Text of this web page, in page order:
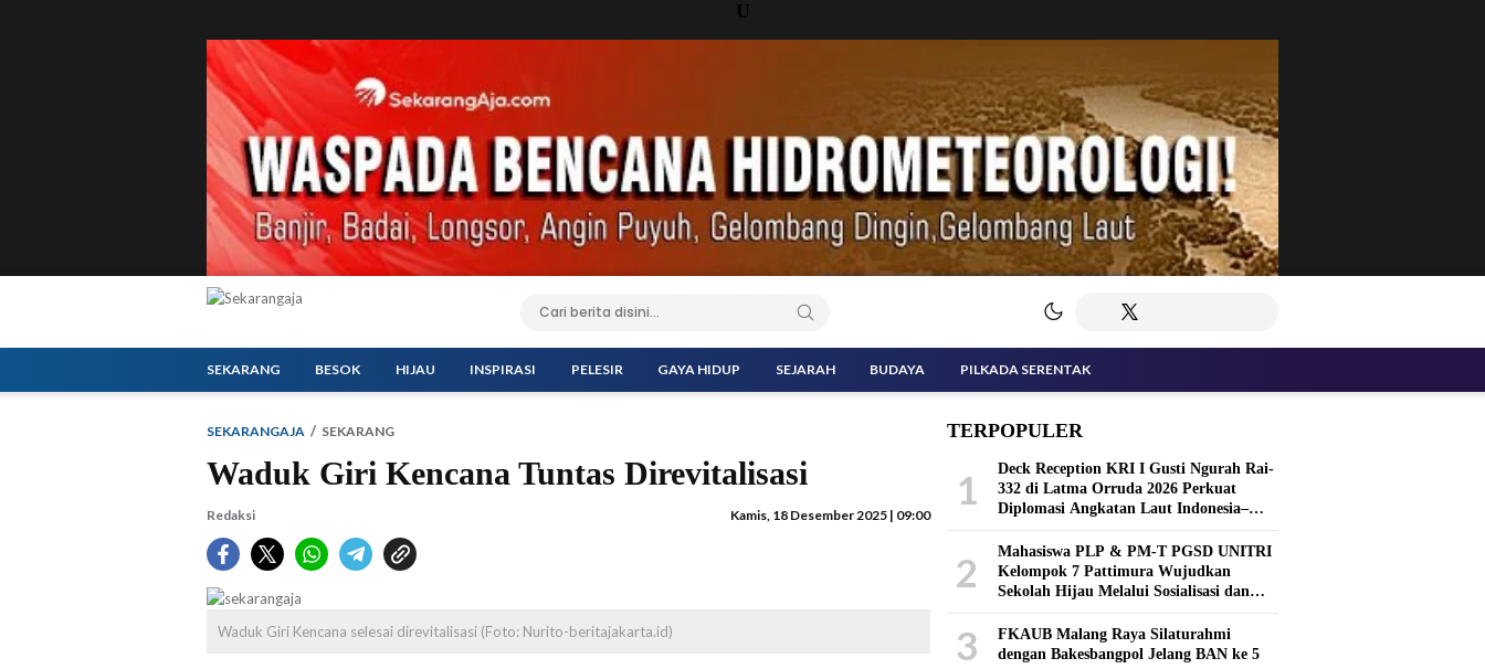
U
SEKARANG BESOK HIJAU INSPIRASI PELESIR GAYA HIDUP SEJARAH BUDAYA PILKADA SERENTAK
SEKARANGAJA SEKARANG
Waduk Giri Kencana Tuntas Direvitalisasi
Redaksi Kamis, 18 Desember 2025 | 09:00
Waduk Giri Kencana selesai direvitalisasi (Foto: Nurito-beritajakarta.id)
TERPOPULER
1
Deck Reception KRI I Gusti Ngurah Rai-
332 di Latma Orruda 2026 Perkuat
Diplomasi Angkatan Laut Indonesia–
Rusia
2
Mahasiswa PLP & PM-T PGSD UNITRI
Kelompok 7 Pattimura Wujudkan
Sekolah Hijau Melalui Sosialisasi dan
Pembuatan Kebun Hidroponik
3
FKAUB Malang Raya Silaturahmi
dengan Bakesbangpol Jelang BAN ke 5